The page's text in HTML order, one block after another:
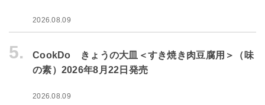
2026.08.09
5.
CookDo きょうの大皿＜すき焼き肉豆腐用＞（味
の素）2026年8月22日発売
2026.08.09